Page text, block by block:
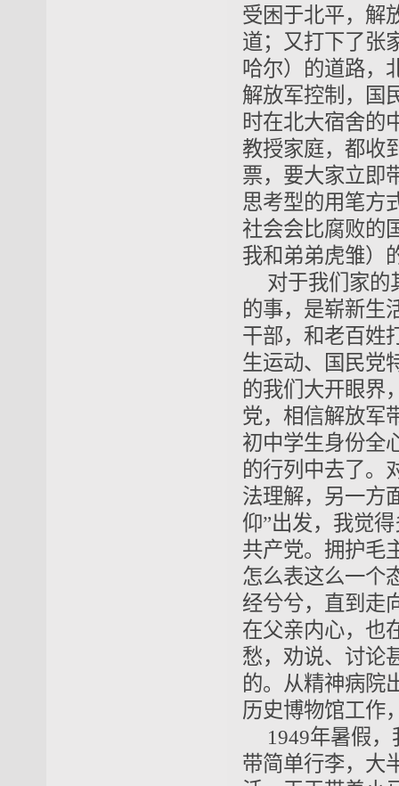
受困于北平，解
道；又打下了张
哈尔）的道路，
解放军控制，国
时在北大宿舍的
教授家庭，都收
票，要大家立即
思考型的用笔方
社会会比腐败的
我和弟弟虎雏）
对于我们家的
的事，是崭新生
干部，和老百姓
生运动、国民党
的我们大开眼界
党，相信解放军
初中学生身份全
的行列中去了。
法理解，另一方
仰”出发，我觉
共产党。拥护毛
怎么表这么一个
经兮兮，直到走
在父亲内心，也
愁，劝说、讨论
的。从精神病院
历史博物馆工作
1949年暑假
带简单行李，大